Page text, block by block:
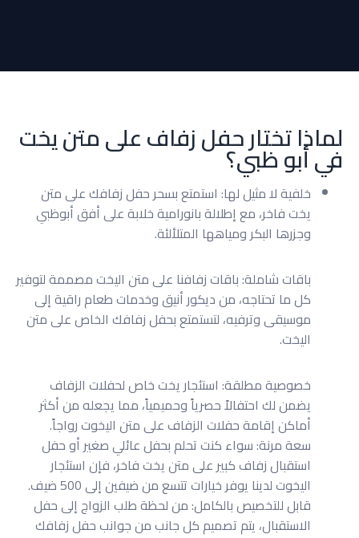
لماذا تختار حفل زفاف على متن يخت
في أبو ظبي؟
خلفية لا مثيل لها: استمتع بسحر حفل زفافك على متن
يخت فاخر، مع إطلالة بانورامية خلابة على أفق أبوظبي
وجزرها البكر ومياهها المتلألئة.
باقات شاملة: باقات زفافنا على متن اليخت مصممة لتوفير
كل ما تحتاجه، من ديكور أنيق وخدمات طعام راقية إلى
موسيقى وترفيه، لتستمتع بحفل زفافك الخاص على متن
اليخت.
خصوصية مطلقة: استئجار يخت خاص لحفلات الزفاف
يضمن لك احتفالاً حصرياً وحميمياً، مما يجعله من أكثر
أماكن إقامة حفلات الزفاف على متن اليخوت رواجاً.
سعة مرنة: سواء كنت تحلم بحفل عائلي صغير أو حفل
استقبال زفاف كبير على متن يخت فاخر، فإن استئجار
اليخوت لدينا يوفر خيارات تتسع من ضيفين إلى 500 ضيف.
قابل للتخصيص بالكامل: من لحظة طلب الزواج إلى حفل
الاستقبال، يتم تصميم كل جانب من جوانب حفل زفافك